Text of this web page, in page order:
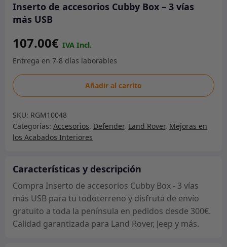
Inserto de accesorios Cubby Box – 3 vías
más USB
107.00€
Inserto
de
Cubby
Box
-
vías
más
USB
cantidad
Añadir al carrito
SKU: RGM10048
Categorías: Accesorios, Defender, Land Rover, Mejoras en
los Acabados Interiores
Características y descripción
Compra Inserto de accesorios Cubby Box - 3 vías
más USB para tu todoterreno y disfruta de envío
gratuito a toda la península en pedidos desde 300€.
Calidad garantizada para Land Rover, Jeep y más.